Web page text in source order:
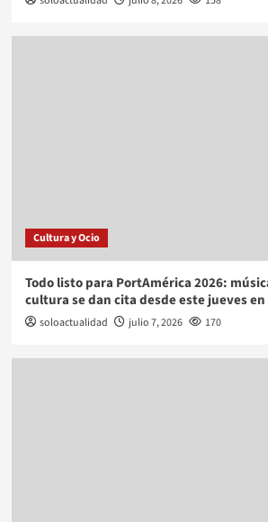
Cultura y Ocio
Todo listo para PortAmérica 2026:
cultura se dan cita desde este jueves
soloactualidad julio 7, 2026 170